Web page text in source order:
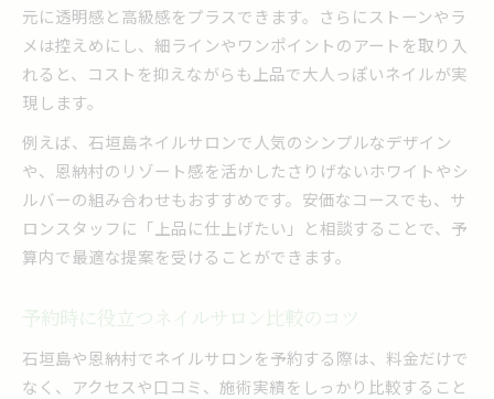
元に透明感と高級感をプラスできます。さらにストーンやラ
メは控えめにし、細ラインやワンポイントのアートを取り入
れると、コストを抑えながらも上品で大人っぽいネイルが実
現します。
例えば、石垣島ネイルサロンで人気のシンプルなデザイン
や、恩納村のリゾート感を活かしたさりげないホワイトやシ
ルバーの組み合わせもおすすめです。安価なコースでも、サ
ロンスタッフに「上品に仕上げたい」と相談することで、予
算内で最適な提案を受けることができます。
予約時に役立つネイルサロン比較のコツ
石垣島や恩納村でネイルサロンを予約する際は、料金だけで
なく、アクセスや口コミ、施術実績をしっかり比較すること